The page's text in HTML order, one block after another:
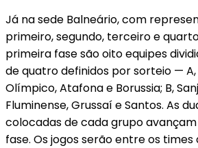
Já na sede Balneário, com
primeiro, segundo, terceiro e
primeira fase são oito equipes
de quatro definidos por sorteio — A,
Olímpico, Atafona e Borussia; B,
Fluminense, Grussaí e Santos. As
colocadas de cada grupo
fase. Os jogos serão entre os